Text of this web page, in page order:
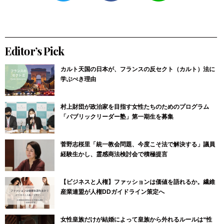
Editor’s Pick
カルト天国の日本が、フランスの反セクト（カルト）法に
学ぶべき理由
村上財団が政治家を目指す女性たちのためのプログラム
「パブリックリーダー塾」第一期生を募集
菅野志桜里「統一教会問題、今度こそ法で解決する」議員
経験生かし、霊感商法検討会で積極提言
【ビジネスと人権】ファッションは価値を語れるか。繊維
産業連盟が人権DDガイドライン策定へ
女性皇族だけが結婚によって皇族から外れるルールは“性